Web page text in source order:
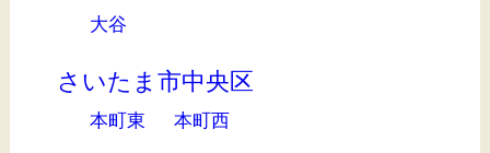
大谷
さいたま市中央区
本町東 本町西